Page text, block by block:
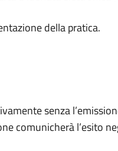
della pratica.
senza
comunicherà l’esito